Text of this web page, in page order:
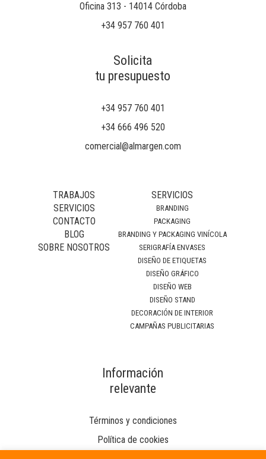
Oficina 313 - 14014 Córdoba
+34 957 760 401
Solicita
tu presupuesto
+34 957 760 401
+34 666 496 520
comercial@almargen.com
TRABAJOS
SERVICIOS
CONTACTO
BLOG
SOBRE NOSOTROS
SERVICIOS
BRANDING
PACKAGING
BRANDING Y PACKAGING VINÍCOLA
SERIGRAFÍA ENVASES
DISEÑO DE ETIQUETAS
DISEÑO GRÁFICO
DISEÑO WEB
DISEÑO STAND
DECORACIÓN DE INTERIOR
CAMPAÑAS PUBLICITARIAS
Información
relevante
Términos y condiciones
Política de cookies